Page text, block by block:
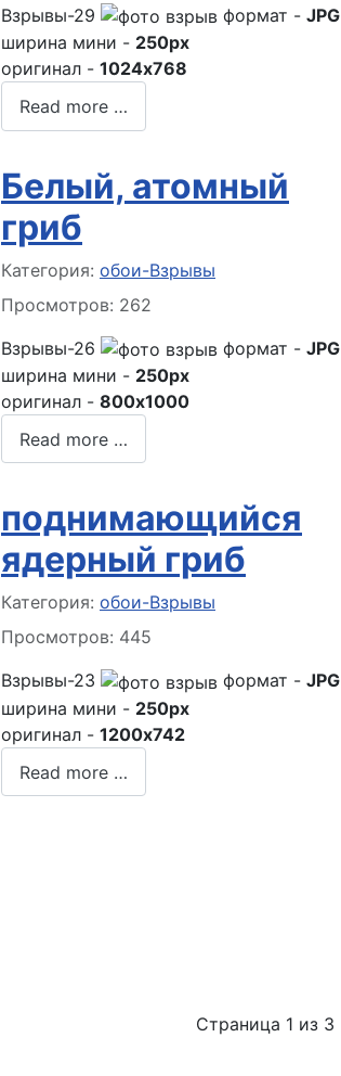
Взрывы-29
формат - JPG
ширина мини - 250px
оригинал - 1024x768
Read more …
Белый, атомный
гриб
Информация о материале
Категория: обои-Взрывы
Просмотров: 262
Взрывы-26
формат - JPG
ширина мини - 250px
оригинал - 800x1000
Read more …
поднимающийся
ядерный гриб
Информация о материале
Категория: обои-Взрывы
Просмотров: 445
Взрывы-23
формат - JPG
ширина мини - 250px
оригинал - 1200x742
Read more …
Страница 1 из 3